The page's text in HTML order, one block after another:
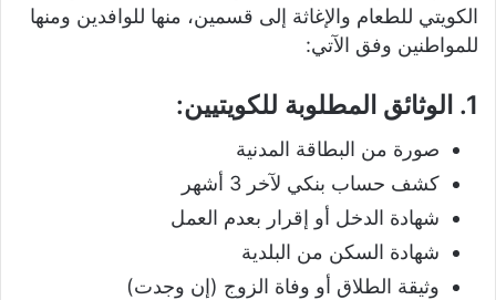
الكويتي للطعام والإغاثة إلى قسمين، منها للوافدين ومنها
للمواطنين وفق الآتي:
1. الوثائق المطلوبة للكويتيين:
صورة من البطاقة المدنية
كشف حساب بنكي لآخر 3 أشهر
شهادة الدخل أو إقرار بعدم العمل
شهادة السكن من البلدية
وثيقة الطلاق أو وفاة الزوج (إن وجدت)